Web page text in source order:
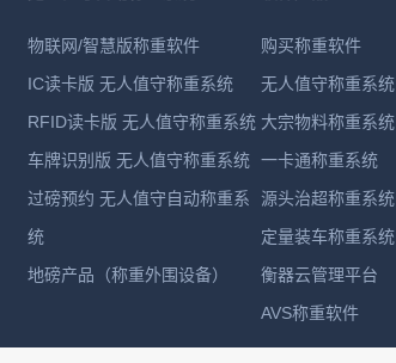
物联网/智慧版称重软件
IC读卡版 无人值守称重系统
RFID读卡版 无人值守称重系统
车牌识别版 无人值守称重系统
过磅预约 无人值守自动称重系
统
地磅产品（称重外围设备）
购买称重软件
无人值守称重系统
大宗物料称重系统
一卡通称重系统
源头治超称重系统
定量装车称重系统
衡器云管理平台
AVS称重软件